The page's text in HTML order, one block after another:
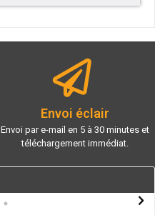
Envoi éclair
Envoi par e-mail en 5 à 30 minutes et
téléchargement immédiat.